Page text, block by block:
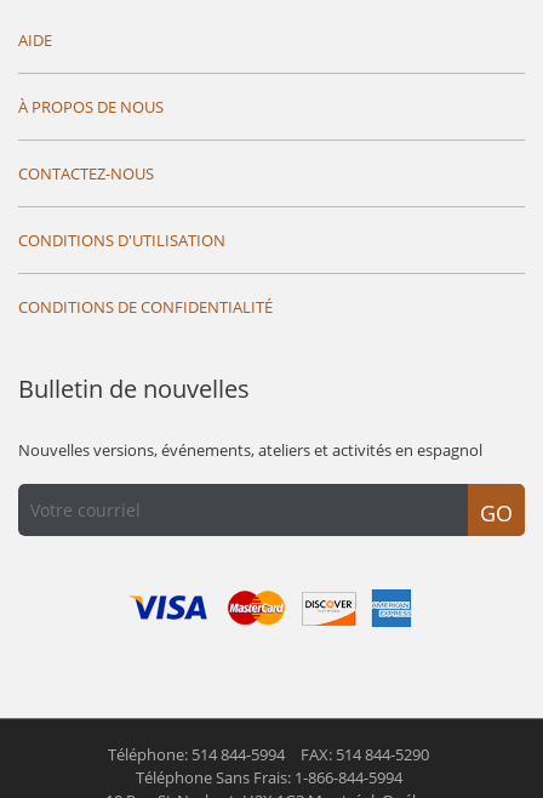
AIDE
À PROPOS DE NOUS
CONTACTEZ-NOUS
CONDITIONS D'UTILISATION
CONDITIONS DE CONFIDENTIALITÉ
Bulletin de nouvelles
Nouvelles versions, événements, ateliers et activités en espagnol
GO
Téléphone: 514 844-5994
FAX: 514 844-5290
Téléphone Sans Frais: 1-866-844-5994